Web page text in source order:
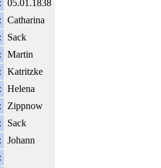
05.01.1838
Catharina
Sack
Martin
Katritzke
Helena
Zippnow
Sack
Johann